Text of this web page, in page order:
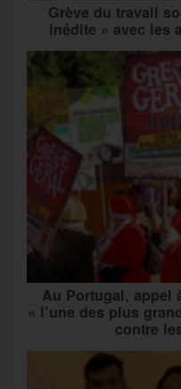
Grève du travail
inédite » avec les
Au Portugal, appel
« l’une des plus
contre